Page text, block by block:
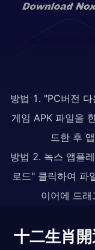
방법 1. "PC버전
게임 APK 파일을
드한 후
방법 2. 녹스 앱플
로드" 클릭하여 파
이어에 드
十二生肖